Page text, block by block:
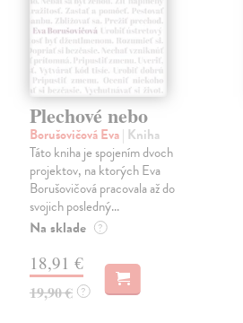
Plechové nebo
Borušovičová Eva| Kniha
Táto kniha je spojením dvoch
projektov, na ktorých Eva
Borušovičová pracovala až do
svojich posledný...
Na sklade ?
18,91 €
19,90 € ?